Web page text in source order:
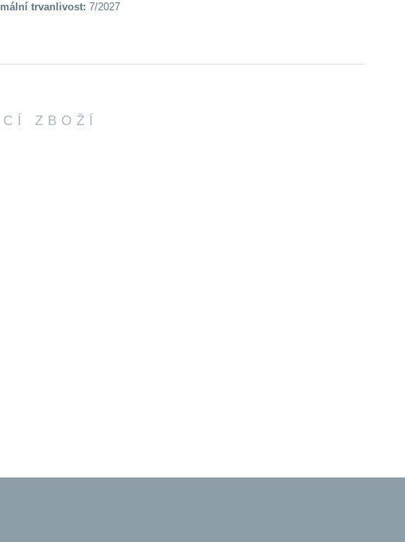
trvanlivost:7/2027
ZBOŽÍ